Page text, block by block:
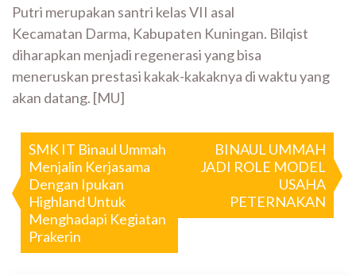
Putri merupakan santri kelas VII asal
Kecamatan Darma, Kabupaten Kuningan. Bilqist
diharapkan menjadi regenerasi yang bisa
meneruskan prestasi kakak-kakaknya di waktu yang
akan datang. [MU]
Post
navigation
SMK IT Binaul Ummah
Menjalin Kerjasama
Dengan Ipukan
Highland Untuk
Menghadapi Kegiatan
Prakerin
BINAUL UMMAH
JADI ROLE MODEL
USAHA
PETERNAKAN